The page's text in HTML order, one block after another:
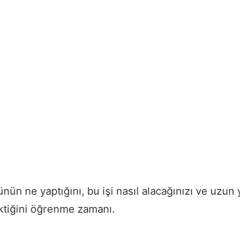
ne yaptığını, bu işi nasıl alacağınızı ve
öğrenme zamanı.